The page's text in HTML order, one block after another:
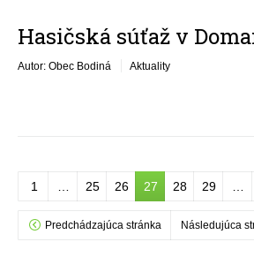
Hasičská súťaž v
Autor: Obec Bodiná Aktuality
1 25 26 27 28 29
Predchádzajúca stránka Následujúca